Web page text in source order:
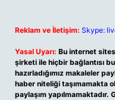
Reklam ve İletişim: Skype:
Yasal Uyarı: Bu internet
şirketi ile hiçbir bağlantısı
hazırladığımız makaleler
haber niteliği taşımamakta
paylaşım